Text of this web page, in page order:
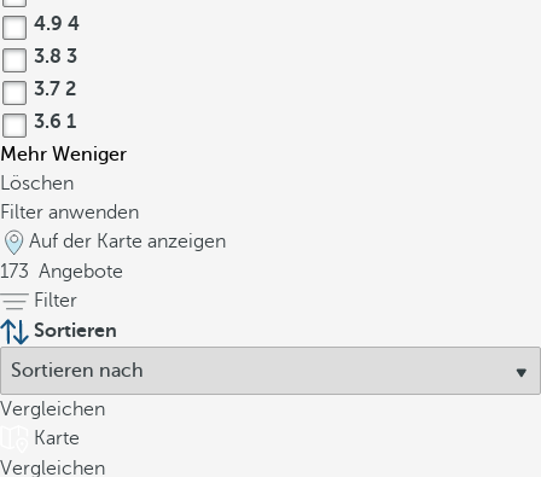
4.9 4
3.8 3
3.7 2
3.6 1
Mehr Weniger
Löschen
Filter anwenden
Auf der Karte anzeigen
173 Angebote
Filter
Sortieren
Vergleichen
Karte
Vergleichen